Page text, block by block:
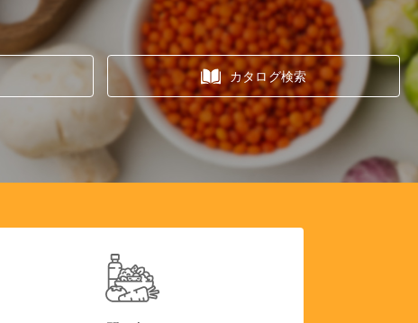
カタログ検索